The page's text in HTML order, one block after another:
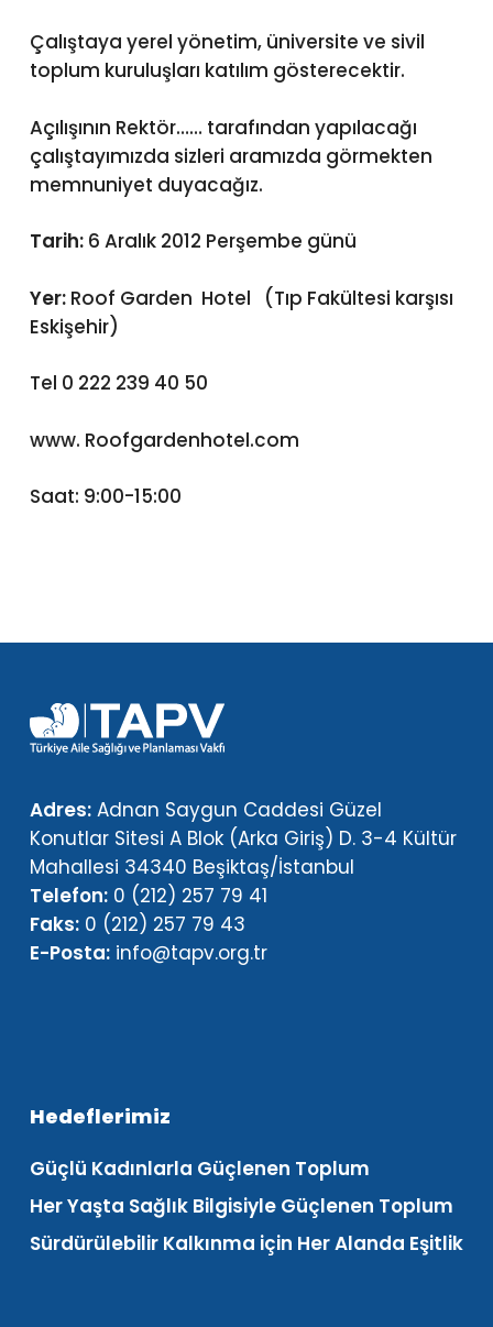
Çalıştaya yerel yönetim, üniversite ve sivil
toplum kuruluşları katılım gösterecektir.
Açılışının Rektör…… tarafından yapılacağı
çalıştayımızda sizleri aramızda görmekten
memnuniyet duyacağız.
Tarih:6 Aralık 2012 Perşembe günü
Yer:Roof Garden Hotel (Tıp Fakültesi karşısı
Eskişehir)
Tel 0 222 239 40 50
www. Roofgardenhotel.com
Saat: 9:00-15:00
Adres:Adnan Saygun Caddesi Güzel
Konutlar Sitesi A Blok (Arka Giriş) D. 3-4 Kültür
Mahallesi 34340 Beşiktaş/İstanbul
Telefon: 0 (212) 257 79 41
Faks:0 (212) 257 79 43
E-Posta: info@tapv.org.tr
Hedeflerimiz
Güçlü Kadınlarla Güçlenen Toplum
Her Yaşta Sağlık Bilgisiyle Güçlenen Toplum
Sürdürülebilir Kalkınma için Her Alanda Eşitlik